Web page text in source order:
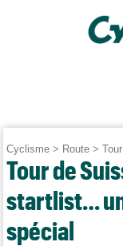
Cyclisme > Route >
Tour de
startlist…
spécial